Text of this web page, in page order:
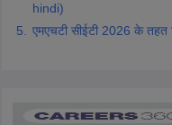
Electronics
Nuclear Engineer
hindi)
एमएचटी सीईटी 2026 के